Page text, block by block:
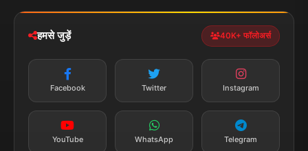
न्यूज़ अलर्ट
तत्काल अपडेट
सब्सक्राइब करें
हमसे जुड़ें 40K+ फॉलोअर्स
Facebook Twitter Instagram
YouTube WhatsApp Telegram